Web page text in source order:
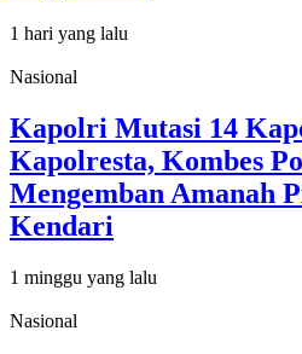
1 hari yang lalu
Nasional
Kapolri Mutasi 14
Kapolresta, Kombes
Mengemban Amanah
Kendari
1 minggu yang lalu
Nasional